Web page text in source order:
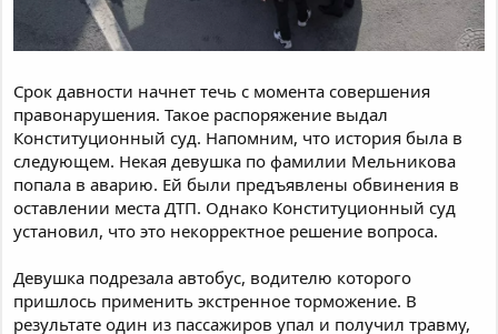
Срок давности начнет течь с момента совершения
правонарушения. Такое распоряжение выдал
Конституционный суд. Напомним, что история была в
следующем. Некая девушка по фамилии Мельникова
попала в аварию. Ей были предъявлены обвинения в
оставлении места ДТП. Однако Конституционный суд
установил, что это некорректное решение вопроса.
Девушка подрезала автобус, водителю которого
пришлось применить экстренное торможение. В
результате один из пассажиров упал и получил травму,